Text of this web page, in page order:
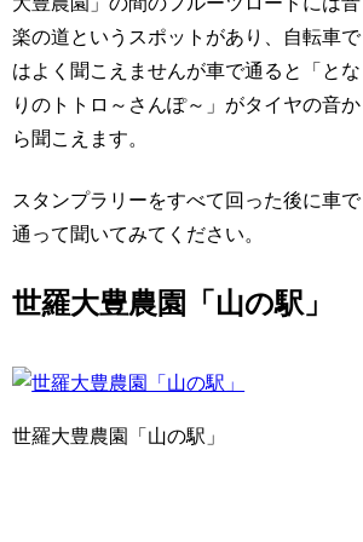
楽の道というスポットがあり、自転車で
はよく聞こえませんが車で通ると「とな
りのトトロ～さんぽ～」がタイヤの音か
ら聞こえます。
スタンプラリーをすべて回った後に車で
通って聞いてみてください。
世羅大豊農園「山の駅」
世羅大豊農園「山の駅」